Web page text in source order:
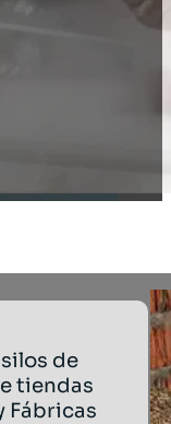
de
tiendas
Fábricas